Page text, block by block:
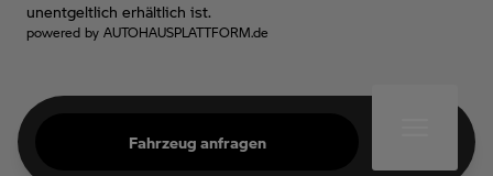
Fahrzeug anfragen
unentgeltlich erhältlich ist.
powered by AUTOHAUSPLATTFORM.de